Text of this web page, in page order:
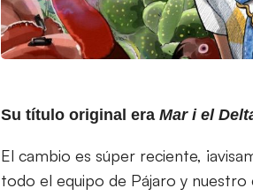
Su título original era Mar i el
El cambio es súper reciente,
todo el equipo de Pájaro y